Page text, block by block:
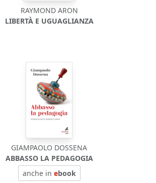
RAYMOND ARON
LIBERTÀ E UGUAGLIANZA
GIAMPAOLO DOSSENA
ABBASSO LA PEDAGOGIA
anche in ebook